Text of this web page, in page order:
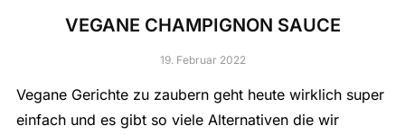
VEGANE CHAMPIGNON SAUCE
19. Februar 2022
Vegane Gerichte zu zaubern geht heute wirklich super
einfach und es gibt so viele Alternativen die wir